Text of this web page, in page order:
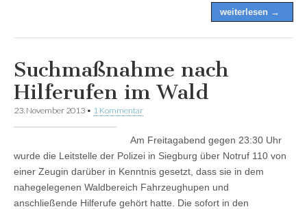
weiterlesen →
Suchmaßnahme nach
Hilferufen im Wald
23. November 2013 • 1 Kommentar
Am Freitagabend gegen 23:30 Uhr
wurde die Leitstelle der Polizei in Siegburg über Notruf 110 von
einer Zeugin darüber in Kenntnis gesetzt, dass sie in dem
nahegelegenen Waldbereich Fahrzeughupen und
anschließende Hilferufe gehört hatte. Die sofort in den